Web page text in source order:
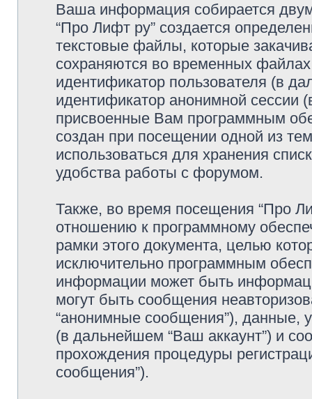
Ваша информация собирается
“Про Лифт ру” создается
текстовые файлы, которые
сохраняются во временных
идентификатор пользователя (в
идентификатор анонимной сессии
присвоенные Вам программным
создан при посещении одной из
использоваться для хранения
удобства работы с форумом.
Также, во время посещения “Про
отношению к программному
рамки этого документа, целью
исключительно программным
информации может быть
могут быть сообщения
“анонимные сообщения”), данные,
(в дальнейшем “Ваш аккаунт”) и
прохождения процедуры
сообщения”).